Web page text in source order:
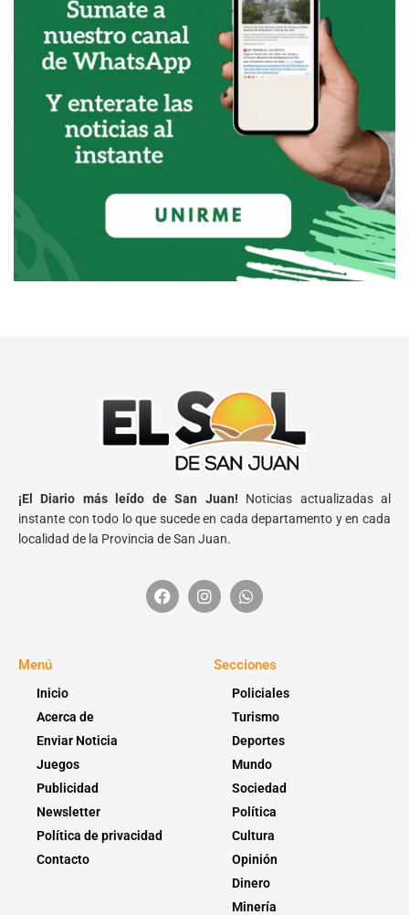
¡El Diario más leído de San Juan! Noticias actualizadas al
instante con todo lo que sucede en cada departamento y en cada
localidad de la Provincia de San Juan.
Menú
Inicio
Acerca de
Enviar Noticia
Juegos
Publicidad
Newsletter
Política de privacidad
Contacto
Secciones
Policiales
Turismo
Deportes
Mundo
Sociedad
Política
Cultura
Opinión
Dinero
Minería